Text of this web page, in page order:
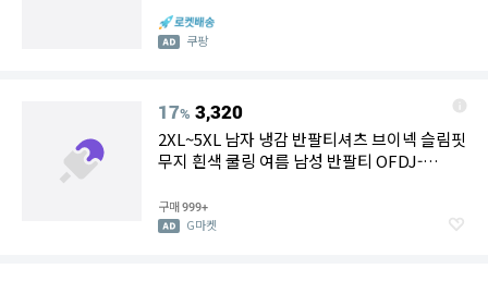
쿠팡
17% 3,320
2XL~5XL 남자 냉감 반팔티셔츠 브이넥 슬림핏
무지 흰색 쿨링 여름 남성 반팔티 OFDJ-
구매999+
G마켓